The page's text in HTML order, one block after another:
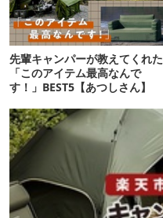
先輩キャンパーが教えてくれた
「このアイテム最高なんで
す！」BEST5【あつしさん】